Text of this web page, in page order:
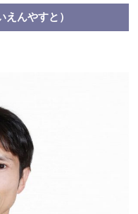
んやすと）